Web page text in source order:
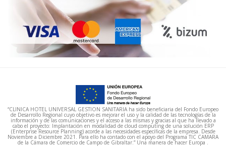
“CLINICA HOTEL UNIVERSAL GESTION SANITARIA ha sido beneficiaria del Fondo Europeo
de Desarrollo Regional cuyo objetivo es mejorar el uso y la calidad de las tecnologías de la
información y de las comunicaciones y el acceso a las mismas y gracias al que ha llevado a
cabo el proyecto: Implantación en modalidad de cloud computing de una solución ERP
(Enterprise Resource Planning) acorde a las necesidades específicas de la empresa. Desde
Noviembre a Diciembre 2021. Para ello ha contado con el apoyo del Programa TIC CAMARA
de la Cámara de Comercio de Campo de Gibraltar.” Una manera de hacer Europa .